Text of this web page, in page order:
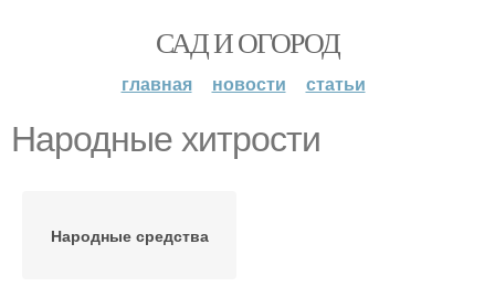
САД И ОГОРОД
главная новости статьи
Народные хитрости
Народные средства